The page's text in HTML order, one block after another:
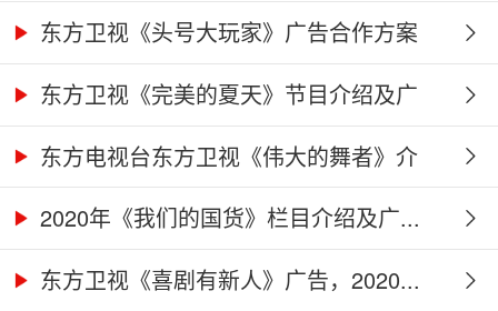
东方卫视《头号大玩家》广告合作方案
东方卫视《完美的夏天》节目介绍及广
告...东方电视台东方卫视《伟大的舞者》介
绍...2020年《我们的国货》栏目介绍及广...
东方卫视《喜剧有新人》广告，2020...